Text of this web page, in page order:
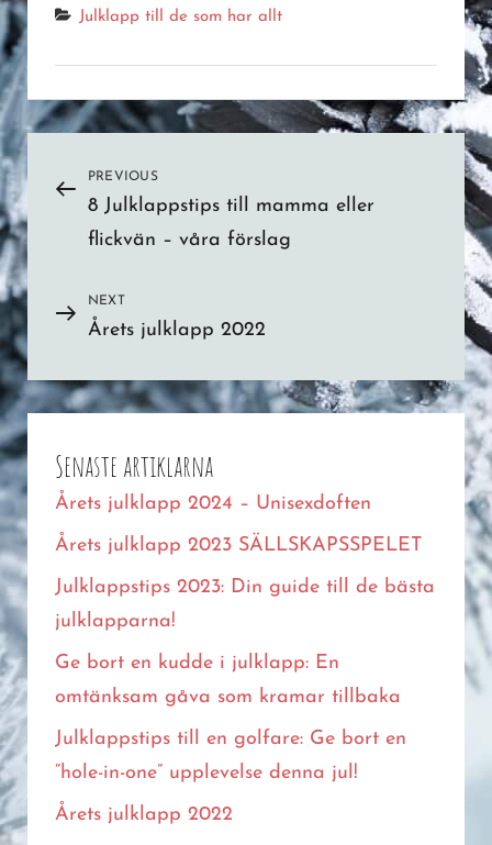
Categories
Julklapp till de som har allt
Post
navigation
Previous
Post
PREVIOUS
8 Julklappstips till mamma eller
flickvän – våra förslag
Next
Post
NEXT
Årets julklapp 2022
Senaste artiklarna
Årets julklapp 2024 – Unisexdoften
Årets julklapp 2023 SÄLLSKAPSSPELET
Julklappstips 2023: Din guide till de bästa
julklapparna!
Ge bort en kudde i julklapp: En
omtänksam gåva som kramar tillbaka
Julklappstips till en golfare: Ge bort en
“hole-in-one” upplevelse denna jul!
Årets julklapp 2022